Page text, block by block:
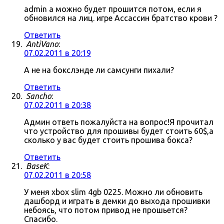
admin а можно будет прошится потом, если я
обновился на лиц. игре Ассассин братство крови ?
Ответить
AntiVano:
07.02.2011 в 20:19
А не на бокслэнде ли самсунги пихали?
Ответить
Sancho:
07.02.2011 в 20:38
Админ ответь пожалуйста на вопрос!Я прочитал
что устройство для прошивы будет стоить 60$,а
сколько у вас будет стоить прошива бокса?
Ответить
BaseK:
07.02.2011 в 20:58
У меня xbox slim 4gb 0225. Можно ли обновить
дашборд и играть в демки до выхода прошивки
небоясь, что потом привод не прошьется?
Спасибо.